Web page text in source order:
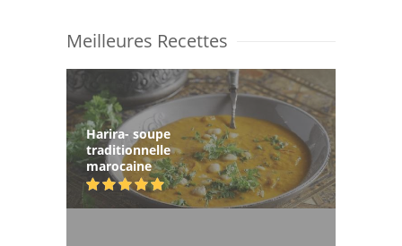
Meilleures Recettes
Harira- soupe
traditionnelle
marocaine